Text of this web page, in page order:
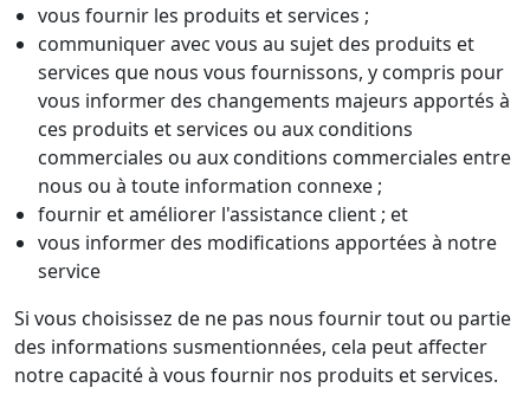
vous fournir les produits et services ;
communiquer avec vous au sujet des produits et
services que nous vous fournissons, y compris pour
vous informer des changements majeurs apportés à
ces produits et services ou aux conditions
commerciales ou aux conditions commerciales entre
nous ou à toute information connexe ;
fournir et améliorer l'assistance client ; et
vous informer des modifications apportées à notre
service
Si vous choisissez de ne pas nous fournir tout ou partie
des informations susmentionnées, cela peut affecter
notre capacité à vous fournir nos produits et services.